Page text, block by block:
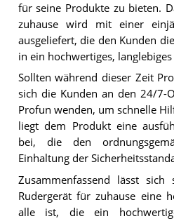
für seine Produkte zu bieten.
zuhause wird mit einer
ausgeliefert, die den Kunden
in ein hochwertiges,
Sollten während dieser Zeit
sich die Kunden an den 24/7-
Profun wenden, um schnelle
liegt dem Produkt eine
bei, die den
Einhaltung der
Zusammenfassend lässt
Rudergerät für zuhause eine
alle ist, die ein